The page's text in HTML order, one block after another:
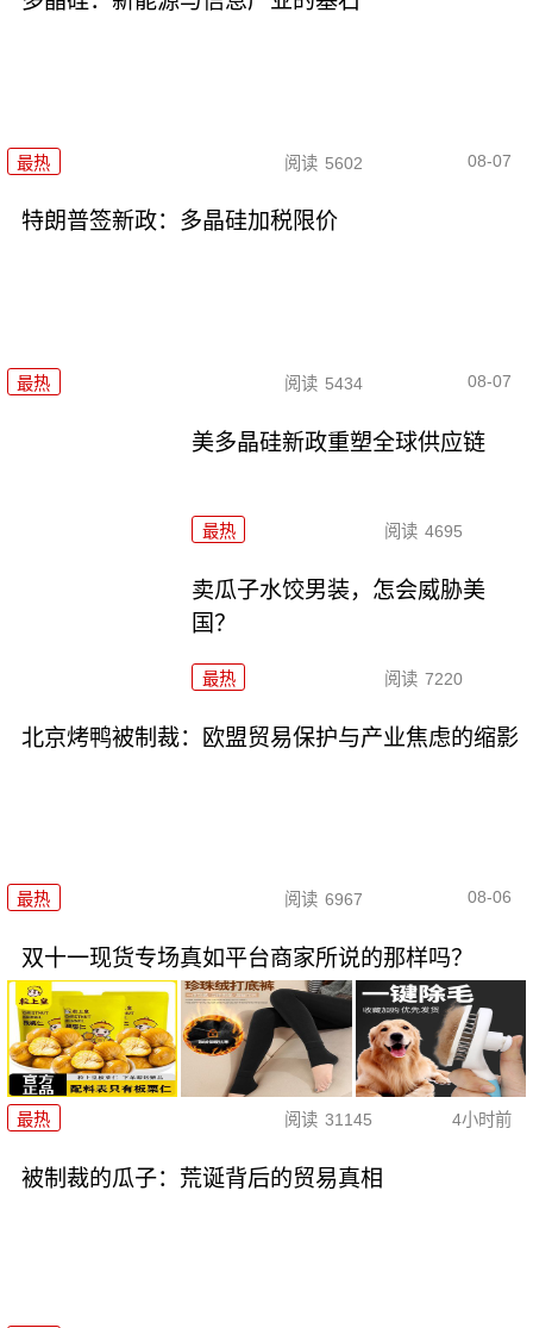
最热 阅读 5602 08-07
特朗普签新政：多晶硅加税限价
最热 阅读 5434 08-07
美多晶硅新政重塑全球供应链
最热 阅读 4695
卖瓜子水饺男装，怎会威胁美
国？
最热 阅读 7220
北京烤鸭被制裁：欧盟贸易保护与产业焦虑的缩影
最热 阅读 6967 08-06
双十一现货专场真如平台商家所说的那样吗？
最热 阅读 31145 4小时前
被制裁的瓜子：荒诞背后的贸易真相